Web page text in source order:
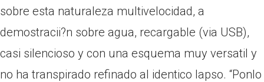
sobre esta naturaleza multivelocidad, a
demostracii?n sobre agua, recargable (via USB),
casi silencioso y con una esquema muy versatil y
no ha transpirado refinado al identico lapso. “Ponlo